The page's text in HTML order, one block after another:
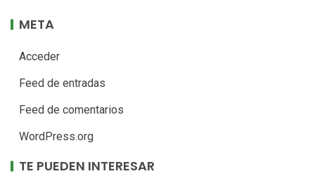
META
Acceder
Feed de entradas
Feed de comentarios
WordPress.org
TE PUEDEN INTERESAR